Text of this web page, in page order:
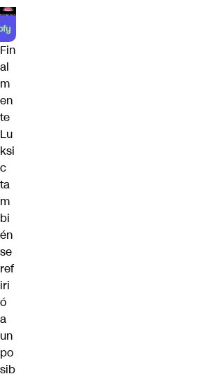
Fin
al
m
en
te
Lu
ksi
c
ta
m
bi
én
se
ref
iri
ó
a
un
po
sib